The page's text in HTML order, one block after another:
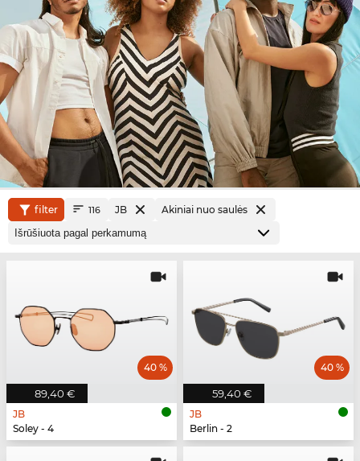
filter 116 JB Akiniai nuo saulės
89,40 €
40 %
JB
Soley - 4
59,40 €
40 %
JB
Berlin - 2